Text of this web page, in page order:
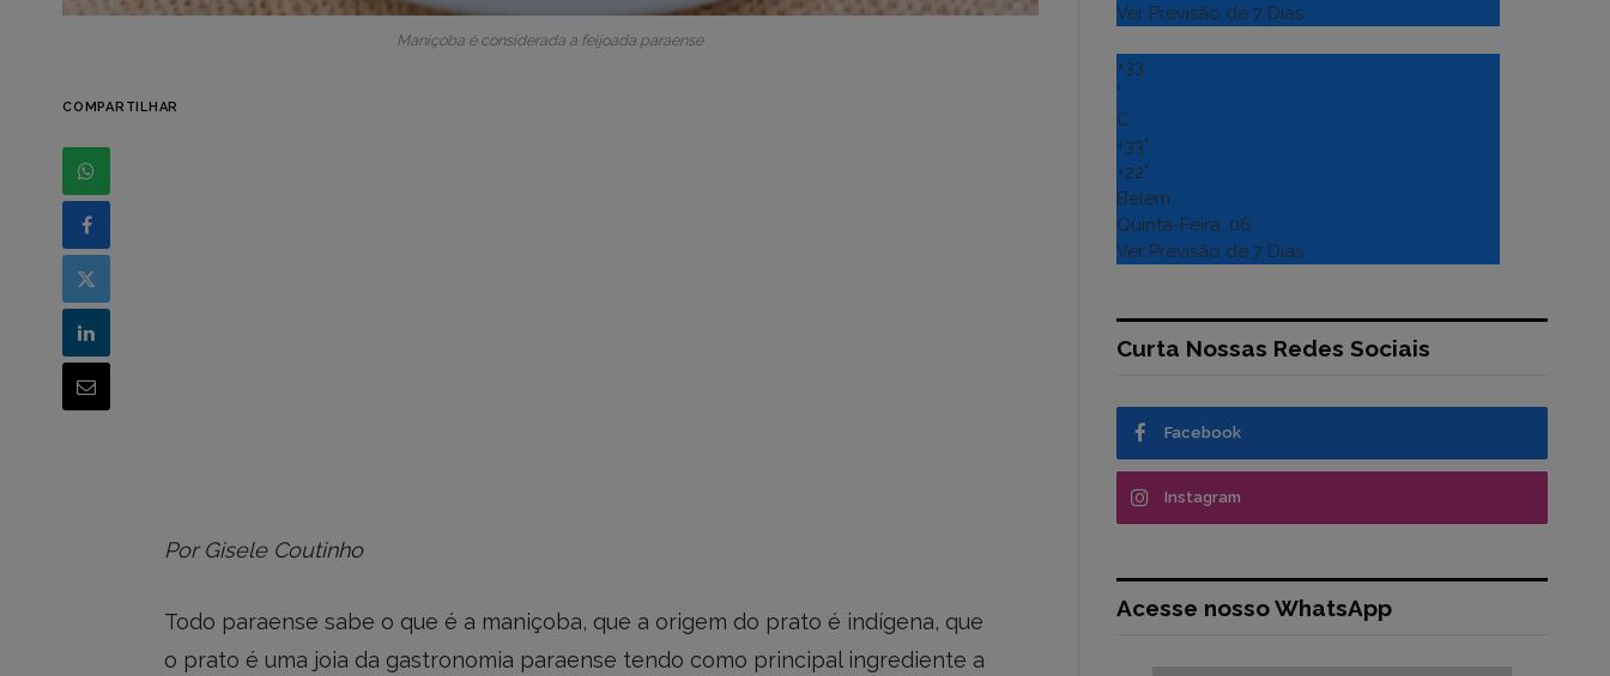
Maniçoba é considerada a feijoada paraense
COMPARTILHAR
Por Gisele Coutinho
Todo paraense sabe o que é a maniçoba, que a origem do prato é indígena, que
o prato é uma joia da gastronomia paraense tendo como principal ingrediente a
Ver Previsão de 7 Dias
+33
°
C
+33°
+22°
Belém
Quinta-Feira, 06
Ver Previsão de 7 Dias
Curta Nossas Redes Sociais
Facebook
Instagram
Acesse nosso WhatsApp